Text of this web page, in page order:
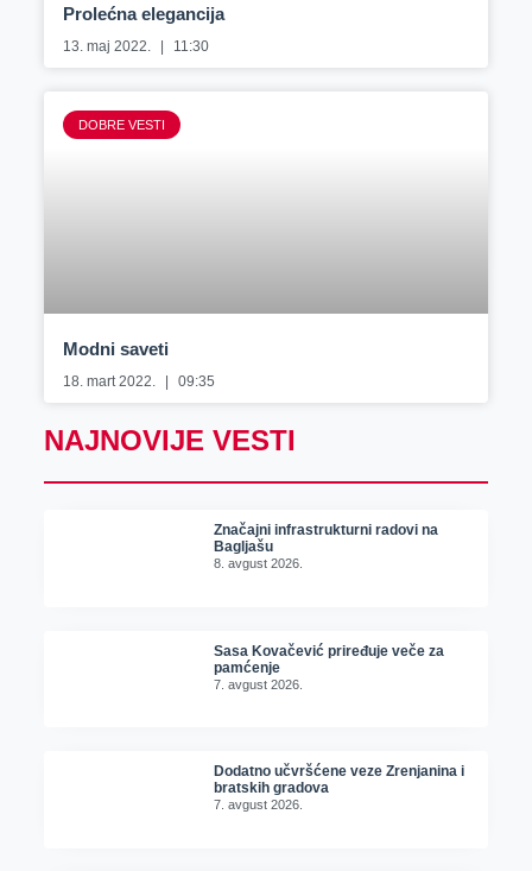
Prolećna elegancija
13. maj 2022. 11:30
DOBRE VESTI
Modni saveti
18. mart 2022. 09:35
NAJNOVIJE VESTI
Značajni infrastrukturni radovi na
Bagljašu
8. avgust 2026.
Sasa Kovačević priređuje veče za
pamćenje
7. avgust 2026.
Dodatno učvršćene veze Zrenjanina i
bratskih gradova
7. avgust 2026.